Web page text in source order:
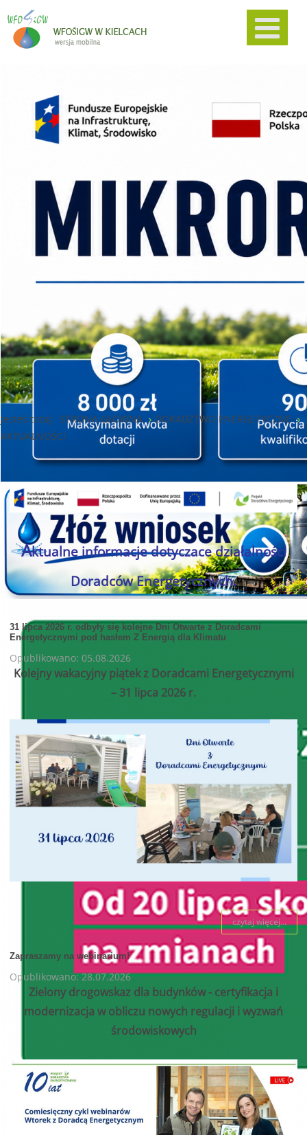
Jesteś tutaj: STRONA GŁÓWNA
DORADZTWO ENERGETYCZNE
AKTUALNOŚCI
Aktualne informacje dotyczace działalności
Doradców Energetycznych.
31 lipca 2026 r. odbyły się kolejne Dni Otwarte z Doradcami
Energetycznymi pod hasłem Z Energią dla Klimatu
Opublikowano: 05.08.2026
Kolejny wakacyjny piątek z Doradcami Energetycznymi
– 31 lipca 2026 r.
czytaj więcej...
Zapraszamy na webinarium!
Opublikowano: 28.07.2026
Zielony drogowskaz dla budynków - certyfikacja i
modernizacja w obliczu nowych regulacji i wyzwań
środowiskowych